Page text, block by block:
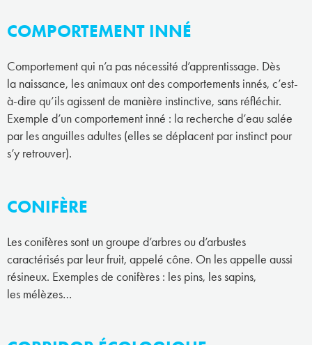
COMPORTEMENT INNÉ
Comportement qui n’a pas nécessité d’apprentissage. Dès
la naissance, les animaux ont des comportements innés, c’est-
à-dire qu’ils agissent de manière instinctive, sans réfléchir.
Exemple d’un comportement inné : la recherche d’eau salée
par les anguilles adultes (elles se déplacent par instinct pour
s’y retrouver).
CONIFÈRE
Les conifères sont un groupe d’arbres ou d’arbustes
caractérisés par leur fruit, appelé cône. On les appelle aussi
résineux. Exemples de conifères : les pins, les sapins,
les mélèzes…